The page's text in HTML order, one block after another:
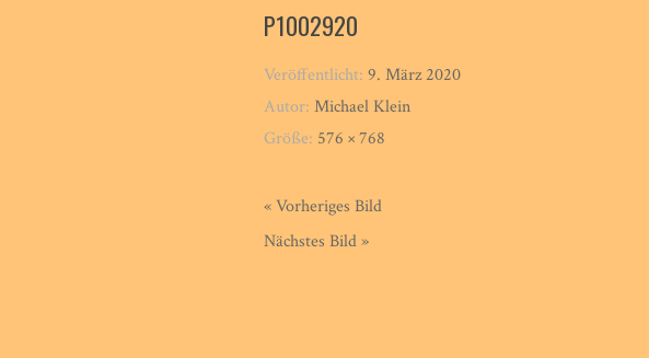
P1002920
Veröffentlicht:9. März 2020
Autor:Michael Klein
Größe: 576 × 768
« Vorheriges Bild
Nächstes Bild »